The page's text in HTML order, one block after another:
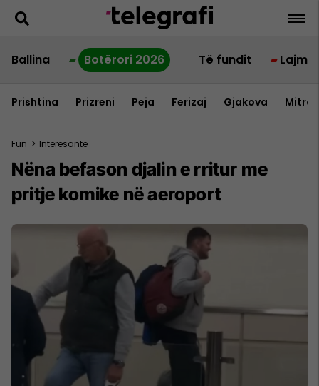
Ballina Botërori 2026 Të fundit Lajme
Prishtina Prizreni Peja Ferizaj Gjakova
Fun > Interesante
Nëna befason djalin e rritur me
pritje komike në aeroport